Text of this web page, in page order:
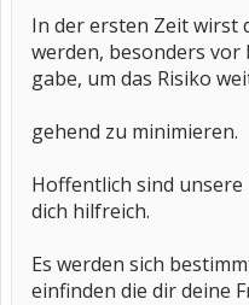
In der ersten Zeit wirst
werden, besonders
gabe, um das Risiko
gehend zu minimieren.
Hoffentlich sind
dich hilfreich.
Es werden sich
einfinden die dir deine